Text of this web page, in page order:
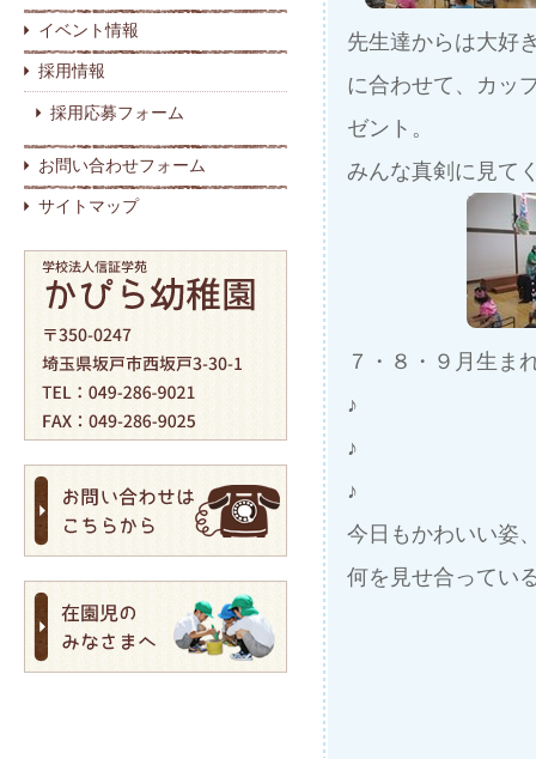
イベント情報
採用情報
採用応募フォーム
お問い合わせフォーム
サイトマップ
先生達からは大好
に合わせて、カッ
ゼント。
みんな真剣に見て
７・８・９月生
♪
♪
♪
今日もかわいい姿
何を見せ合ってい